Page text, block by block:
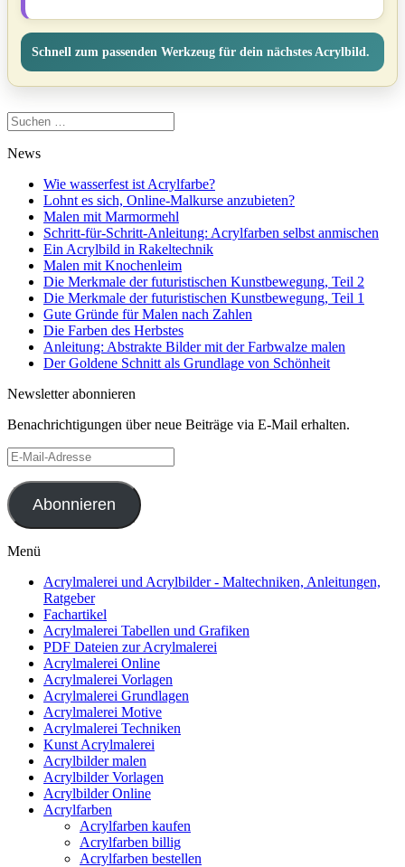
Schnell zum passenden Werkzeug für dein nächstes Acrylbild.
Suchen
nach:
News
Wie wasserfest ist Acrylfarbe?
Lohnt es sich, Online-Malkurse anzubieten?
Malen mit Marmormehl
Schritt-für-Schritt-Anleitung: Acrylfarben selbst anmischen
Ein Acrylbild in Rakeltechnik
Malen mit Knochenleim
Die Merkmale der futuristischen Kunstbewegung, Teil 2
Die Merkmale der futuristischen Kunstbewegung, Teil 1
Gute Gründe für Malen nach Zahlen
Die Farben des Herbstes
Anleitung: Abstrakte Bilder mit der Farbwalze malen
Der Goldene Schnitt als Grundlage von Schönheit
Newsletter abonnieren
Benachrichtigungen über neue Beiträge via E-Mail erhalten.
E-
Mail-
Adresse
Abonnieren
Menü
Acrylmalerei und Acrylbilder - Maltechniken, Anleitungen,
Ratgeber
Fachartikel
Acrylmalerei Tabellen und Grafiken
PDF Dateien zur Acrylmalerei
Acrylmalerei Online
Acrylmalerei Vorlagen
Acrylmalerei Grundlagen
Acrylmalerei Motive
Acrylmalerei Techniken
Kunst Acrylmalerei
Acrylbilder malen
Acrylbilder Vorlagen
Acrylbilder Online
Acrylfarben
Acrylfarben kaufen
Acrylfarben billig
Acrylfarben bestellen